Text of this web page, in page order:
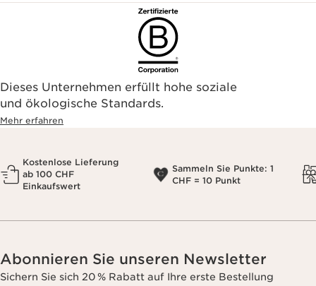
Dieses Unternehmen erfüllt hohe soziale
und ökologische Standards.
Mehr erfahren
Kostenlose Lieferung
ab 100 CHF
Einkaufswert
Sammeln Sie Punkte: 1
CHF = 10 Punkt
Abonnieren Sie unseren Newsletter
Sichern Sie sich 20 % Rabatt auf Ihre erste Bestellung